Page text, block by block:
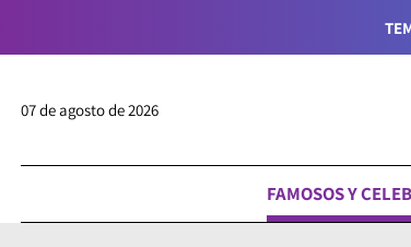
07 de agosto de 2026
FAMOSOS Y